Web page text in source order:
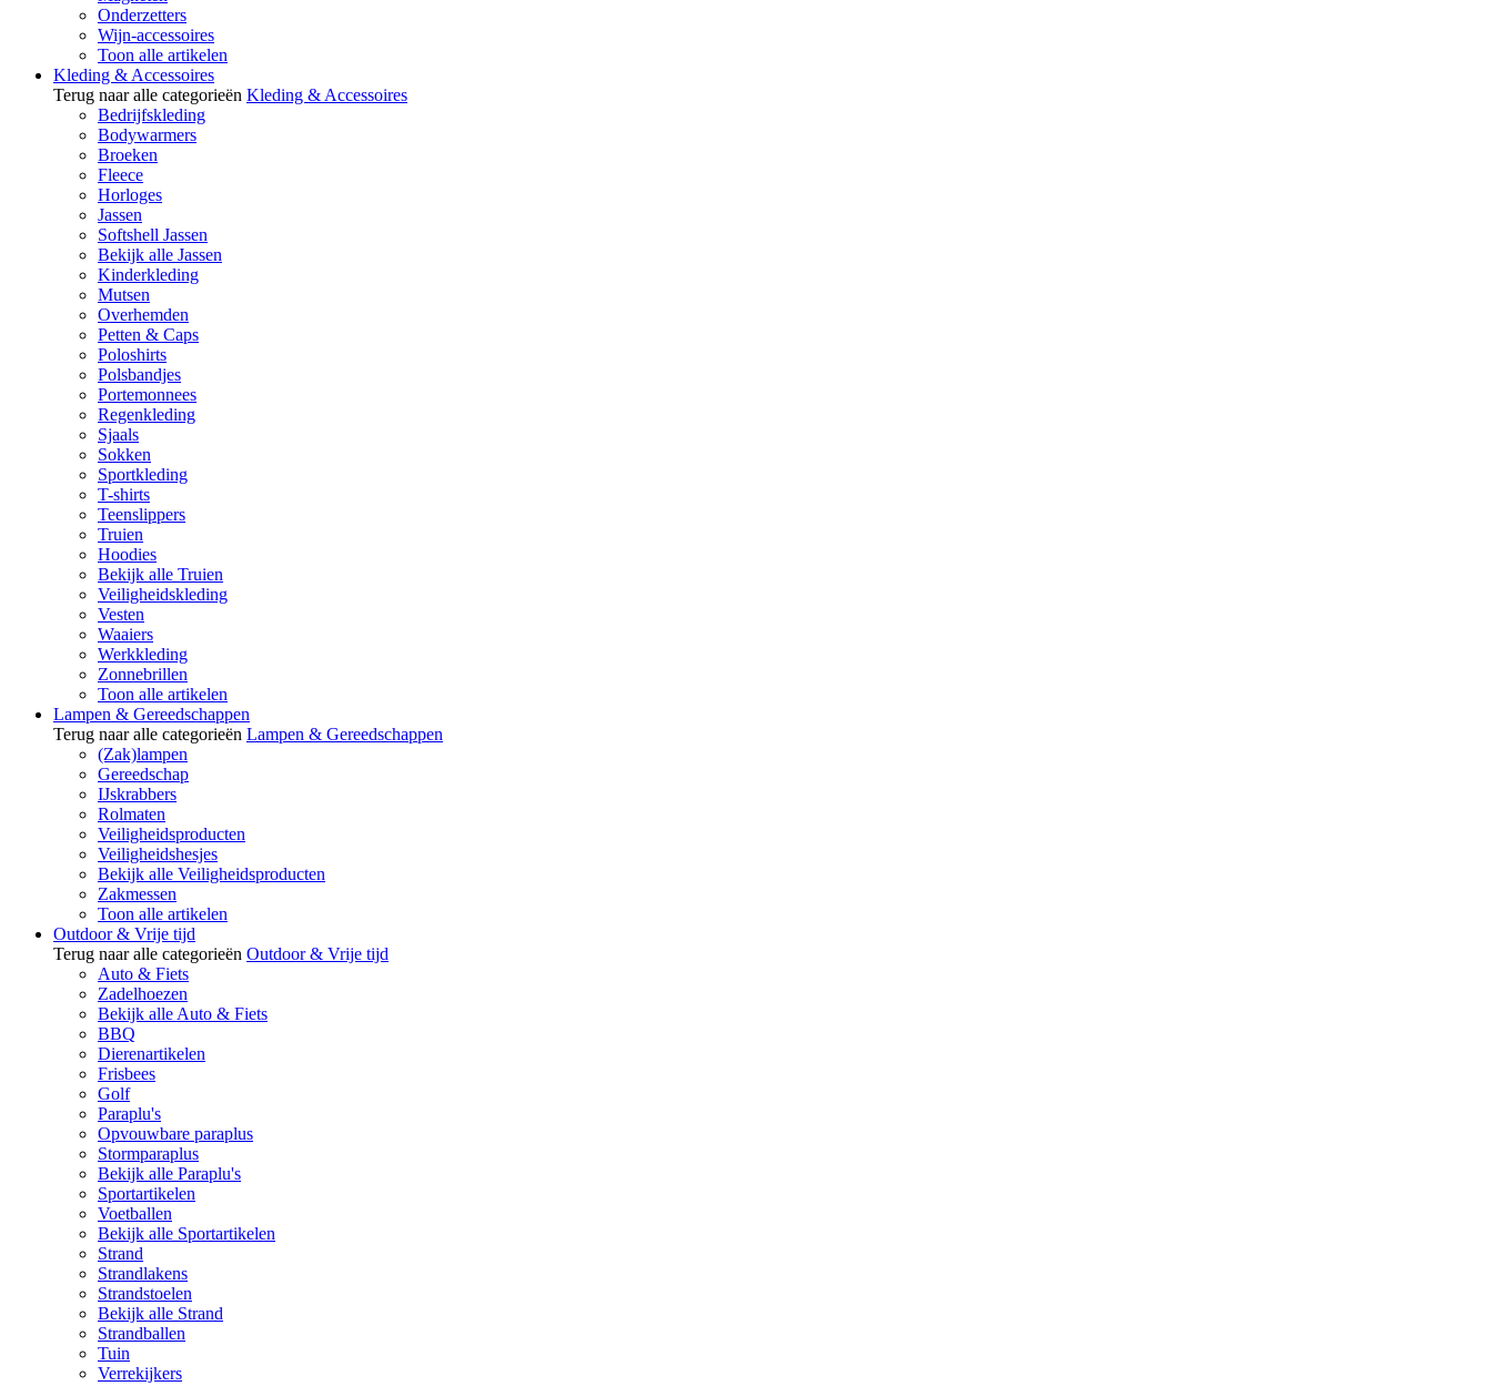
Onderzetters
Wijn-accessoires
Toon alle artikelen
Kleding & Accessoires
Terug naar alle categorieën Kleding & Accessoires
Bedrijfskleding
Bodywarmers
Broeken
Fleece
Horloges
Jassen
Softshell Jassen
Bekijk alle Jassen
Kinderkleding
Mutsen
Overhemden
Petten & Caps
Poloshirts
Polsbandjes
Portemonnees
Regenkleding
Sjaals
Sokken
Sportkleding
T-shirts
Teenslippers
Truien
Hoodies
Bekijk alle Truien
Veiligheidskleding
Vesten
Waaiers
Werkkleding
Zonnebrillen
Toon alle artikelen
Lampen & Gereedschappen
Terug naar alle categorieën Lampen & Gereedschappen
(Zak)lampen
Gereedschap
IJskrabbers
Rolmaten
Veiligheidsproducten
Veiligheidshesjes
Bekijk alle Veiligheidsproducten
Zakmessen
Toon alle artikelen
Outdoor & Vrije tijd
Terug naar alle categorieën Outdoor & Vrije tijd
Auto & Fiets
Zadelhoezen
Bekijk alle Auto & Fiets
BBQ
Dierenartikelen
Frisbees
Golf
Paraplu's
Opvouwbare paraplus
Stormparaplus
Bekijk alle Paraplu's
Sportartikelen
Voetballen
Bekijk alle Sportartikelen
Strand
Strandlakens
Strandstoelen
Bekijk alle Strand
Strandballen
Tuin
Verrekijkers